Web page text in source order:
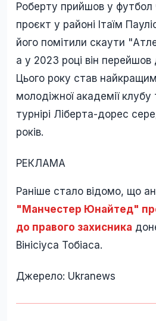
Роберту прийшов у футбол
проєкт у районі Ітаїм
його помітили скаути
а у 2023 році він
Цього року став
молодіжної академії клубу
турнірі Ліберта-дорес
років.
РЕКЛАМА
Раніше стало відомо, що
"Манчестер Юнайтед"
до правого захисника
Вінісіуса Тобіаса.
Джерело: Ukranews